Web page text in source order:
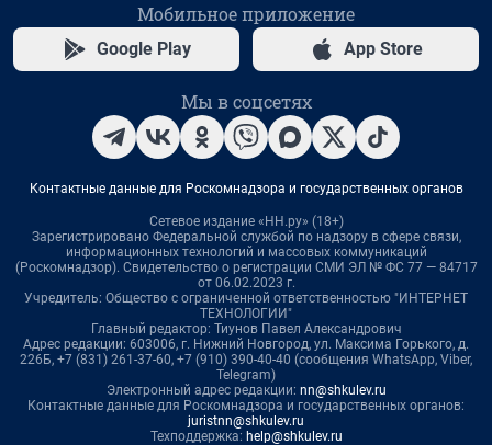
Мобильное приложение
Google Play App Store
Мы в соцсетях
Контактные данные для Роскомнадзора и государственных органов
Сетевое издание «НН.ру» (18+)
Зарегистрировано Федеральной службой по надзору в сфере связи,
информационных технологий и массовых коммуникаций
(Роскомнадзор). Свидетельство о регистрации СМИ ЭЛ № ФС 77 — 84717
от 06.02.2023 г.
Учредитель: Общество с ограниченной ответственностью "ИНТЕРНЕТ
ТЕХНОЛОГИИ"
Главный редактор: Тиунов Павел Александрович
Адрес редакции: 603006, г. Нижний Новгород, ул. Максима Горького, д.
226Б, +7 (831) 261-37-60, +7 (910) 390-40-40 (сообщения WhatsApp, Viber,
Telegram)
Электронный адрес редакции: nn@shkulev.ru
Контактные данные для Роскомнадзора и государственных органов:
juristnn@shkulev.ru
Техподдержка: help@shkulev.ru